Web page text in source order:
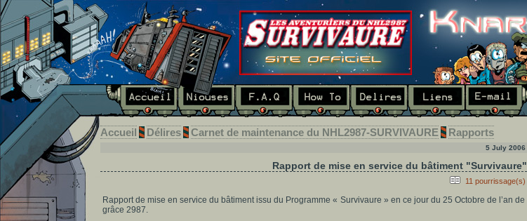
Accueil Délires Carnet de maintenance du NHL2987-SURVIVAURE Rapports
5 July 2006
Rapport de mise en service du bâtiment "Survivaure"
11 pourrissage(s)
Rapport de mise en service du bâtiment issu du Programme « Survivaure » en ce jour du 25 Octobre de l’an de
grâce 2987.